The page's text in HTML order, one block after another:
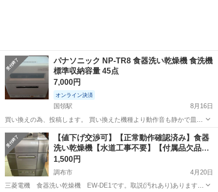
パナソニック NP-TR8 食器洗い乾燥機 食洗機
標準収納容量 45点
7,000円
オンライン決済
国領駅
8月16日
買い換えの為、投稿します。 買い換えた機種より動作音も静かで皿も
置きやすかったです。 ・清掃済み ・現金手渡し可能です。（あんしん
決済から現金手渡しに戻せない為。） ジモティーは定型文で問い合わ
せ後 音信不通にな...
東京 調布市 国領駅 キッチン家電 食洗機
【値下げ交渉可】【正常動作確認済み】食器
洗い乾燥機【水道工事不要】【付属品欠品…
1,500円
調布市
4月20日
三菱電機 食器洗い乾燥機 EW-DE1です。取説(汚れあり)あります。